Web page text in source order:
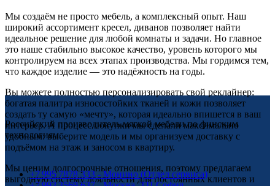
Мы создаём не просто мебель, а комплексный опыт. Наш
широкий ассортимент кресел, диванов позволяет найти
идеальное решение для любой комнаты и задачи. Но главное
это наше стабильно высокое качество, уровень которого мы
контролируем на всех этапах производства. Мы гордимся тем,
что каждое изделие — это надёжность на годы.
Вы можете полностью персонализировать свой реклайнер:
богатая палитра износостойких тканей и кожи позволяет
создать ту самую «мечту», которая идеально впишется в ваш
интерьер. А процесс покупки мы сделали максимально
удобным: выберите модель и мы организуем доставку с
подъёмом на этаж и заносом в квартиру.
Мы ценим долгосрочные отношения, поэтому предлагаем
выгодную систему лояльности для постоянных клиентов и
Российский производитель мягкой мебели по финским
технологиям.
+7 995 7878 333 - Монино (Отдел сервиса)